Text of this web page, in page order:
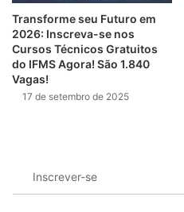
Transforme seu Futuro em
2026: Inscreva-se nos
Cursos Técnicos Gratuitos
do IFMS Agora! São 1.840
Vagas!
17 de setembro de 2025
Inscrever-se